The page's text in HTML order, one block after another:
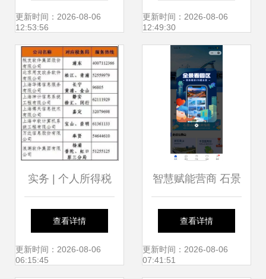
战场
更新时间：2026-08-06
12:53:56
工信部智能制造示
范工厂
更新时间：2026-08-06
12:49:30
实务 | 个人所得税
系统升级！操作说
明看过来 —— 北
查看详情
更新时间：2026-08-06
06:15:45
智慧赋能营商 石景
山升级招商小程序
重构企业服务新模
查看详情
更新时间：2026-08-06
07:41:51